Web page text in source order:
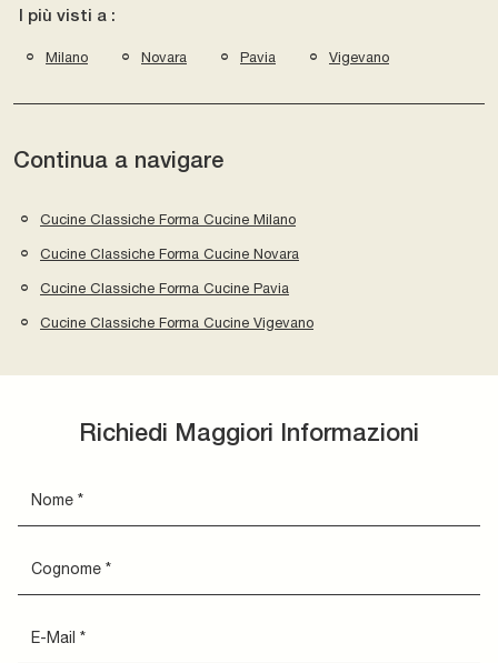
I più visti a :
Milano Novara Pavia Vigevano
Continua a navigare
Cucine Classiche Forma Cucine Milano
Cucine Classiche Forma Cucine Novara
Cucine Classiche Forma Cucine Pavia
Cucine Classiche Forma Cucine Vigevano
Richiedi Maggiori Informazioni